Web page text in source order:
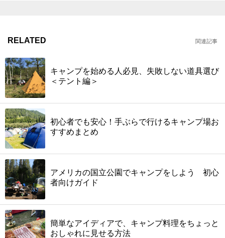
RELATED 関連記事
キャンプを始める人必見、失敗しない道具選び
＜テント編＞
初心者でも安心！手ぶらで行けるキャンプ場お
すすめまとめ
アメリカの国立公園でキャンプをしよう 初心
者向けガイド
簡単なアイディアで、キャンプ料理をちょっと
おしゃれに見せる方法